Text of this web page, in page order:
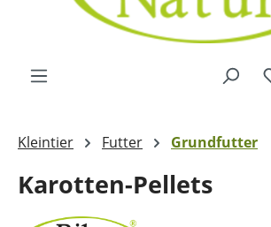
Kleintier Futter Grundfutter
Karotten-Pellets